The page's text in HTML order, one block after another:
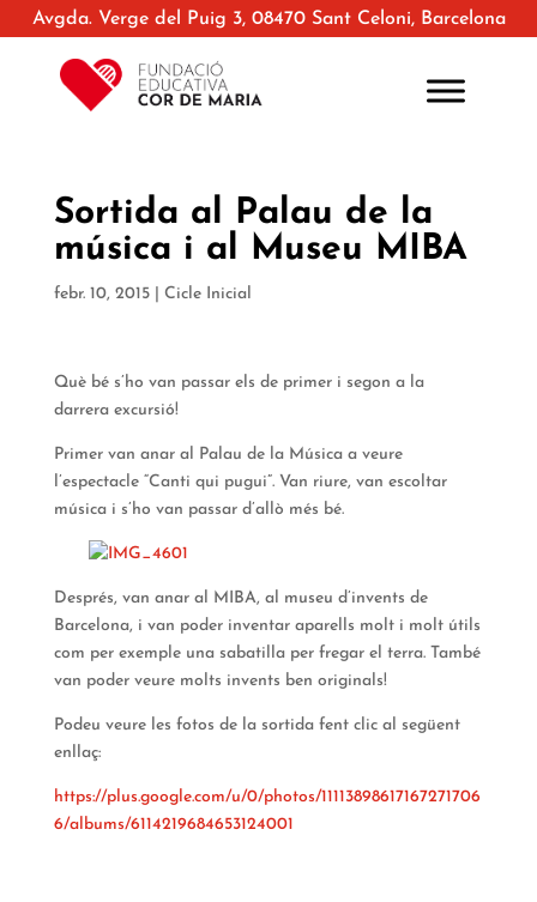
Avgda. Verge del Puig 3, 08470 Sant Celoni, Barcelona
Sortida al Palau de la
música i al Museu MIBA
febr. 10, 2015| Cicle Inicial
Què bé s’ho van passar els de primer i segon a la
darrera excursió!
Primer van anar al Palau de la Música a veure
l’espectacle “Canti qui pugui”. Van riure, van escoltar
música i s’ho van passar d’allò més bé.
Després, van anar al MIBA, al museu d’invents de
Barcelona, i van poder inventar aparells molt i molt útils
com per exemple una sabatilla per fregar el terra. També
van poder veure molts invents ben originals!
Podeu veure les fotos de la sortida fent clic al següent
enllaç:
https://plus.google.com/u/0/photos/11113898617167271706
6/albums/6114219684653124001